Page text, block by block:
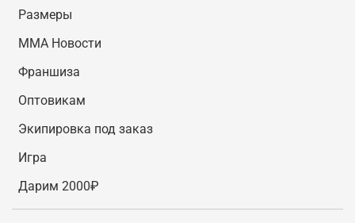
Размеры
MMA Новости
Франшиза
Оптовикам
Экипировка под заказ
Игра
Дарим 2000₽